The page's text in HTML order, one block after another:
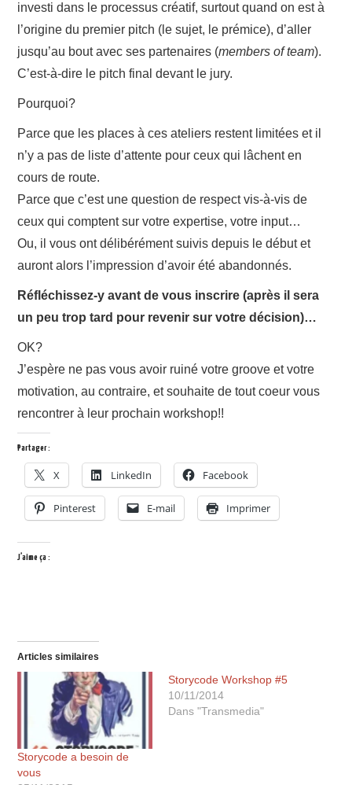
investi dans le processus créatif, surtout quand on est à
l’origine du premier pitch (le sujet, le prémice), d’aller
jusqu’au bout avec ses partenaires (members of team).
C’est-à-dire le pitch final devant le jury.
Pourquoi?
Parce que les places à ces ateliers restent limitées et il
n’y a pas de liste d’attente pour ceux qui lâchent en
cours de route.
Parce que c’est une question de respect vis-à-vis de
ceux qui comptent sur votre expertise, votre input…
Ou, il vous ont délibérément suivis depuis le début et
auront alors l’impression d’avoir été abandonnés.
Réfléchissez-y avant de vous inscrire (après il sera
un peu trop tard pour revenir sur votre décision)…
OK?
J’espère ne pas vous avoir ruiné votre groove et votre
motivation, au contraire, et souhaite de tout coeur vous
rencontrer à leur prochain workshop!!
Partager :
X LinkedIn Facebook
Pinterest E-mail Imprimer
J’aime ça :
Articles similaires
Storycode a besoin de
vous
Storycode Workshop #5
10/11/2014
Dans "Transmedia"